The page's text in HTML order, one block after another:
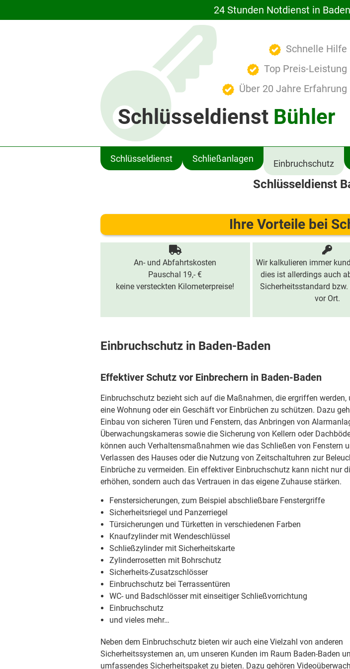
24 Stunden Notdienst in
Schnelle Hilfe
Top Preis-Leistung
Über 20 Jahre Erfahrung
Schlüsseldienst Bühler
Schlüsseldienst Schließanlagen Einbruchschutz
Schlüsseldienst
Ihre Vorteile bei
An- und Abfahrtskosten
Pauschal 19,- €
keine versteckten Kilometerpreise!
Wir kalkulieren immer
dies ist allerdings auch
Sicherheitsstandard
vor Ort.
Einbruchschutz in Baden-Baden
Effektiver Schutz vor Einbrechern in Baden-Baden
Einbruchschutz bezieht sich auf die Maßnahmen, die ergriffen werden,
eine Wohnung oder ein Geschäft vor Einbrüchen zu schützen. Dazu
Einbau von sicheren Türen und Fenstern, das Anbringen von
Überwachungskameras sowie die Sicherung von Kellern oder
können auch Verhaltensmaßnahmen wie das Schließen von Fenstern
Verlassen des Hauses oder die Nutzung von Zeitschaltuhren zur
Einbrüche zu vermeiden. Ein effektiver Einbruchschutz kann nicht nur
erhöhen, sondern auch das Vertrauen in das eigene Zuhause stärken.
Fenstersicherungen, zum Beispiel abschließbare Fenstergriffe
Sicherheitsriegel und Panzerriegel
Türsicherungen und Türketten in verschiedenen Farben
Knaufzylinder mit Wendeschlüssel
Schließzylinder mit Sicherheitskarte
Zylinderrosetten mit Bohrschutz
Sicherheits-Zusatzschlösser
Einbruchschutz bei Terrassentüren
WC- und Badschlösser mit einseitiger Schließvorrichtung
Einbruchschutz
und vieles mehr…
Neben dem Einbruchschutz bieten wir auch eine Vielzahl von anderen
Sicherheitssystemen an, um unseren Kunden im Raum Baden-Baden
umfassendes Sicherheitspaket zu bieten. Dazu gehören